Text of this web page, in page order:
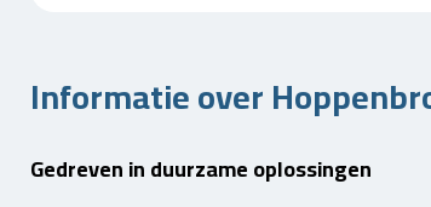
Informatie over
Gedreven in duurzame oplossingen